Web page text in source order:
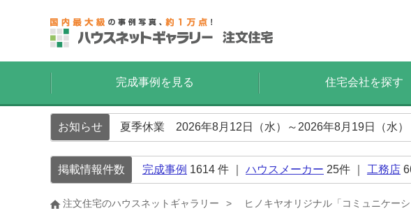
完成事例を見る 住宅会社を探す
お知らせ 夏季休業 2026年8月12日（水）～2026年8月19日（水
掲載情報件数 完成事例 1614 件 ｜ ハウスメーカー 25件 ｜ 工務店
注文住宅のハウスネットギャラリー ヒノキヤオリジナル「コミュニケーシ